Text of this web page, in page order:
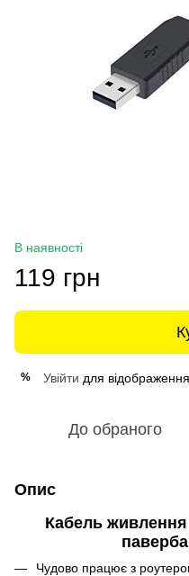
В наявності
119 грн
% Увійти для
До обраного
Опис
Кабель
Чудово працює з